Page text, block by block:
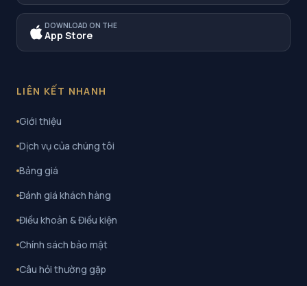
DOWNLOAD ON THE
App Store
LIÊN KẾT NHANH
Giới thiệu
Dịch vụ của chúng tôi
Bảng giá
Đánh giá khách hàng
Điều khoản & Điều kiện
Chính sách bảo mật
Câu hỏi thường gặp